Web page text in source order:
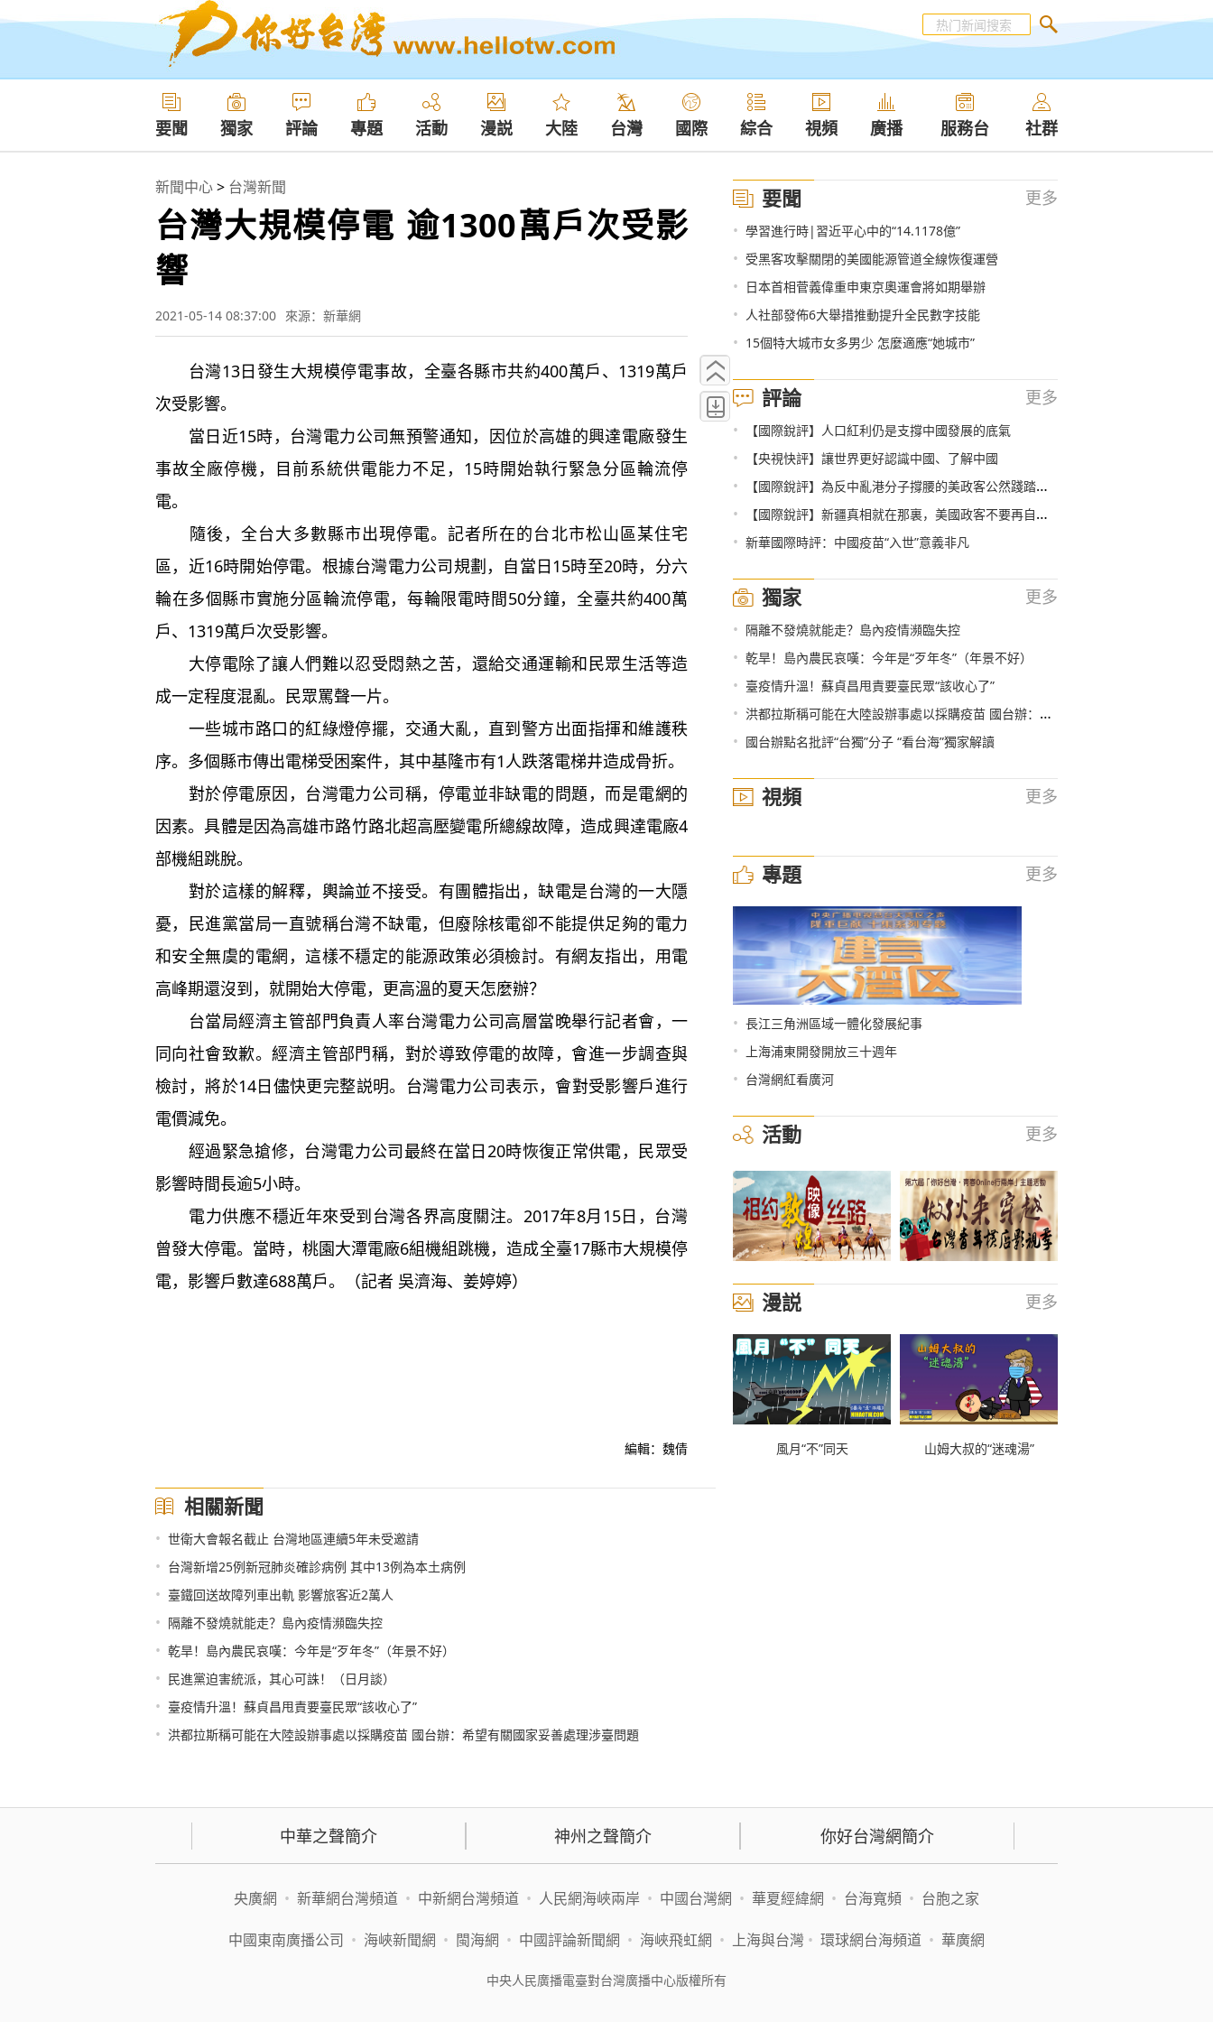
要聞 獨家 評論 專題 活動 漫説 大陸 台灣 國際 綜合 視頻 廣播 服務台 社群
新聞中心> 台灣新聞
台灣大規模停電 逾1300萬戶次受影
響
2021-05-14 08:37:00 來源：新華網
台灣13日發生大規模停電事故，全臺各縣市共約400萬戶、1319萬戶
次受影響。
當日近15時，台灣電力公司無預警通知，因位於高雄的興達電廠發生
事故全廠停機，目前系統供電能力不足，15時開始執行緊急分區輪流停
電。
隨後，全台大多數縣市出現停電。記者所在的台北市松山區某住宅
區，近16時開始停電。根據台灣電力公司規劃，自當日15時至20時，分六
輪在多個縣市實施分區輪流停電，每輪限電時間50分鐘，全臺共約400萬
戶、1319萬戶次受影響。
大停電除了讓人們難以忍受悶熱之苦，還給交通運輸和民眾生活等造
成一定程度混亂。民眾罵聲一片。
一些城市路口的紅綠燈停擺，交通大亂，直到警方出面指揮和維護秩
序。多個縣市傳出電梯受困案件，其中基隆市有1人跌落電梯井造成骨折。
對於停電原因，台灣電力公司稱，停電並非缺電的問題，而是電網的
因素。具體是因為高雄市路竹路北超高壓變電所總線故障，造成興達電廠4
部機組跳脫。
對於這樣的解釋，輿論並不接受。有團體指出，缺電是台灣的一大隱
憂，民進黨當局一直號稱台灣不缺電，但廢除核電卻不能提供足夠的電力
和安全無虞的電網，這樣不穩定的能源政策必須檢討。有網友指出，用電
高峰期還沒到，就開始大停電，更高溫的夏天怎麼辦？
台當局經濟主管部門負責人率台灣電力公司高層當晚舉行記者會，一
同向社會致歉。經濟主管部門稱，對於導致停電的故障，會進一步調查與
檢討，將於14日儘快更完整説明。台灣電力公司表示，會對受影響戶進行
電價減免。
經過緊急搶修，台灣電力公司最終在當日20時恢復正常供電，民眾受
影響時間長逾5小時。
電力供應不穩近年來受到台灣各界高度關注。2017年8月15日，台灣
曾發大停電。當時，桃園大潭電廠6組機組跳機，造成全臺17縣市大規模停
電，影響戶數達688萬戶。（記者 吳濟海、姜婷婷）
編輯：魏倩
相關新聞
• 世衛大會報名截止 台灣地區連續5年未受邀請
• 台灣新增25例新冠肺炎確診病例 其中13例為本土病例
• 臺鐵回送故障列車出軌 影響旅客近2萬人
• 隔離不發燒就能走？島內疫情瀕臨失控
• 乾旱！島內農民哀嘆：今年是“歹年冬”（年景不好）
• 民進黨迫害統派，其心可誅！（日月談）
• 臺疫情升溫！蘇貞昌甩責要臺民眾“該收心了”
• 洪都拉斯稱可能在大陸設辦事處以採購疫苗 國台辦：希望有關國家妥善處理涉臺問題
要聞 更多
• 學習進行時|習近平心中的“14.1178億”
• 受黑客攻擊關閉的美國能源管道全線恢復運營
• 日本首相菅義偉重申東京奧運會將如期舉辦
• 人社部發佈6大舉措推動提升全民數字技能
• 15個特大城市女多男少 怎麼適應“她城市”
評論 更多
• 【國際銳評】人口紅利仍是支撐中國發展的底氣
• 【央視快評】讓世界更好認識中國、了解中國
• 【國際銳評】為反中亂港分子撐腰的美政客公然踐踏法治
• 【國際銳評】新疆真相就在那裏，美國政客不要再自欺欺人了
• 新華國際時評：中國疫苗“入世”意義非凡
獨家 更多
• 隔離不發燒就能走？島內疫情瀕臨失控
• 乾旱！島內農民哀嘆：今年是“歹年冬”（年景不好）
• 臺疫情升溫！蘇貞昌甩責要臺民眾“該收心了”
• 洪都拉斯稱可能在大陸設辦事處以採購疫苗 國台辦：希望有關國家妥善處理涉臺問題
• 國台辦點名批評“台獨”分子 “看台海”獨家解讀
視頻 更多
專題 更多
• 長江三角洲區域一體化發展紀事
• 上海浦東開發開放三十週年
• 台灣網紅看廣河
活動 更多
漫説 更多
風月“不”同天 山姆大叔的“迷魂湯”
中華之聲簡介 神州之聲簡介 你好台灣網簡介
央廣網 • 新華網台灣頻道 • 中新網台灣頻道 • 人民網海峽兩岸 • 中國台灣網 • 華夏經緯網 • 台海寬頻 • 台胞之家
中國東南廣播公司 • 海峽新聞網 • 閩海網 • 中國評論新聞網 • 海峽飛虹網 • 上海與台灣 • 環球網台海頻道 • 華廣網
中央人民廣播電臺對台灣廣播中心版權所有